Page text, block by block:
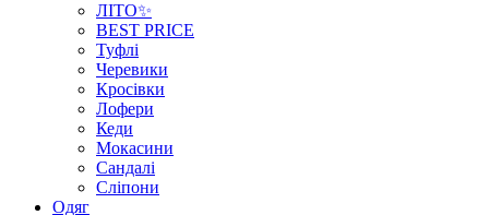
ЛІТО✨
BEST PRICE
Туфлі
Черевики
Кросівки
Лофери
Кеди
Мокасини
Сандалі
Сліпони
Одяг